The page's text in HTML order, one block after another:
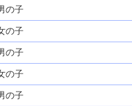
の子
の子
の子
の子
の子